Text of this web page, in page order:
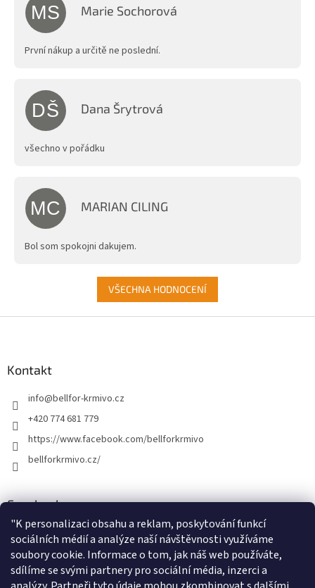
"K personalizaci obsahu a reklam, poskytování funkcí
sociálních médií a analýze naší návštěvnosti využíváme
soubory cookie. Informace o tom, jak náš web používáte,
sdílíme se svými partnery pro sociální média, inzerci a
5,0
hvězdiček.
MS Marie Sochorová
První nákup a určitě ne poslední.
DŠ Dana Šrytrová
všechno v pořádku
MC MARIAN CILING
Bol som spokojni dakujem.
VŠECHNA HODNOCENÍ
Kontakt
info@bellfor-krmivo.cz
+420 774 681 779
https://www.facebook.com/bellforkrmivo
bellforkrmivo.cz/
Facebook
Instagram